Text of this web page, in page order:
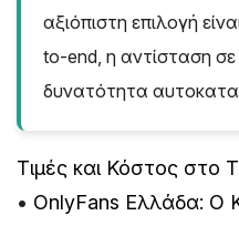
αξιόπιστη επιλογή
to-end, η αντίσταση σε
δυνατότητα
Τιμές και Κόστος στο
• OnlyFans Ελλάδα: Ο